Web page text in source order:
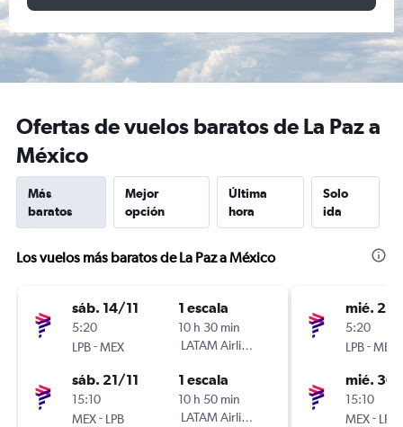
Ofertas de vuelos baratos de La Paz a
México
Más
baratos
Mejor
opción
Última
hora
Solo
ida
Los vuelos más baratos de La Paz a México
sáb. 14/11
5:20
LPB-MEX
1 escala
10 h 30 min
LATAM Airlines
sáb. 21/11
15:10
MEX- LPB
1 escala
10 h 50 min
LATAM Airlines
mié.
5:20
LPB-MEX
mié.
15:10
MEX- LPB